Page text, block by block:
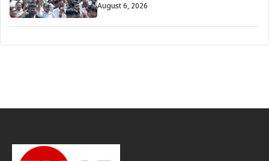
August 6, 2026